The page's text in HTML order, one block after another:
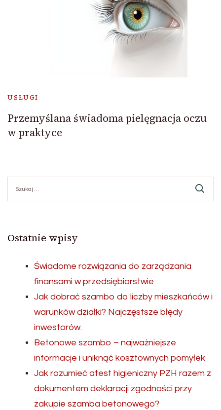
USŁUGI
Przemyślana świadoma pielęgnacja oczu
w praktyce
Ostatnie wpisy
Świadome rozwiązania do zarządzania
finansami w przedsiębiorstwie
Jak dobrać szambo do liczby mieszkańców i
warunków działki? Najczęstsze błędy
inwestorów.
Betonowe szambo – najważniejsze
informacje i uniknąć kosztownych pomyłek
Jak rozumieć atest higieniczny PZH razem z
dokumentem deklaracji zgodności przy
zakupie szamba betonowego?